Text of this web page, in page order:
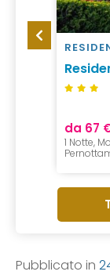
da 67
1 Notte,
Pubblicato in